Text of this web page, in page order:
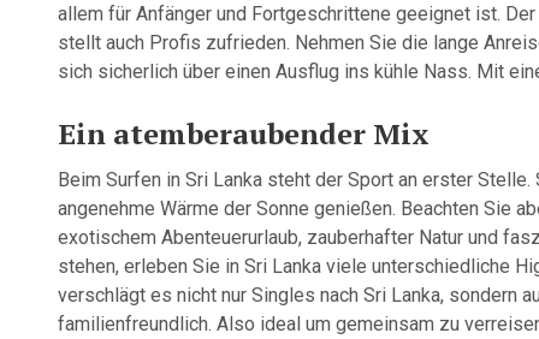
allem für Anfänger und Fortgeschrittene geeignet ist.
stellt auch Profis zufrieden. Nehmen Sie die lange
sich sicherlich über einen Ausflug ins kühle Nass. Mit
Ein atemberaubender Mix
Beim Surfen in Sri Lanka steht der Sport an erster
angenehme Wärme der Sonne genießen. Beachten Sie
exotischem Abenteuerurlaub, zauberhafter Natur und
stehen, erleben Sie in Sri Lanka viele unterschiedliche
verschlägt es nicht nur Singles nach Sri Lanka, sondern
familienfreundlich. Also ideal um gemeinsam zu